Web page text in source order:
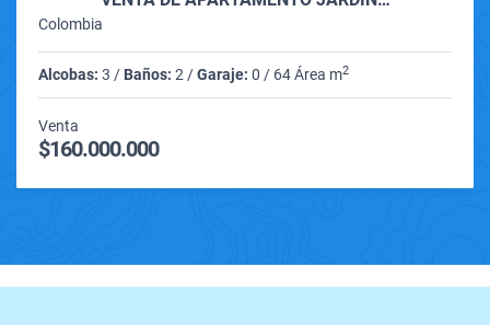
Colombia
Alcobas: 3 / Baños: 2 /Garaje: 0 / 64 Área m2
Venta
$160.000.000